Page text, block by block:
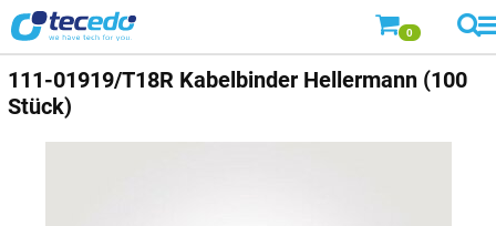
0
111-01919/T18R Kabelbinder Hellermann (100
Stück)